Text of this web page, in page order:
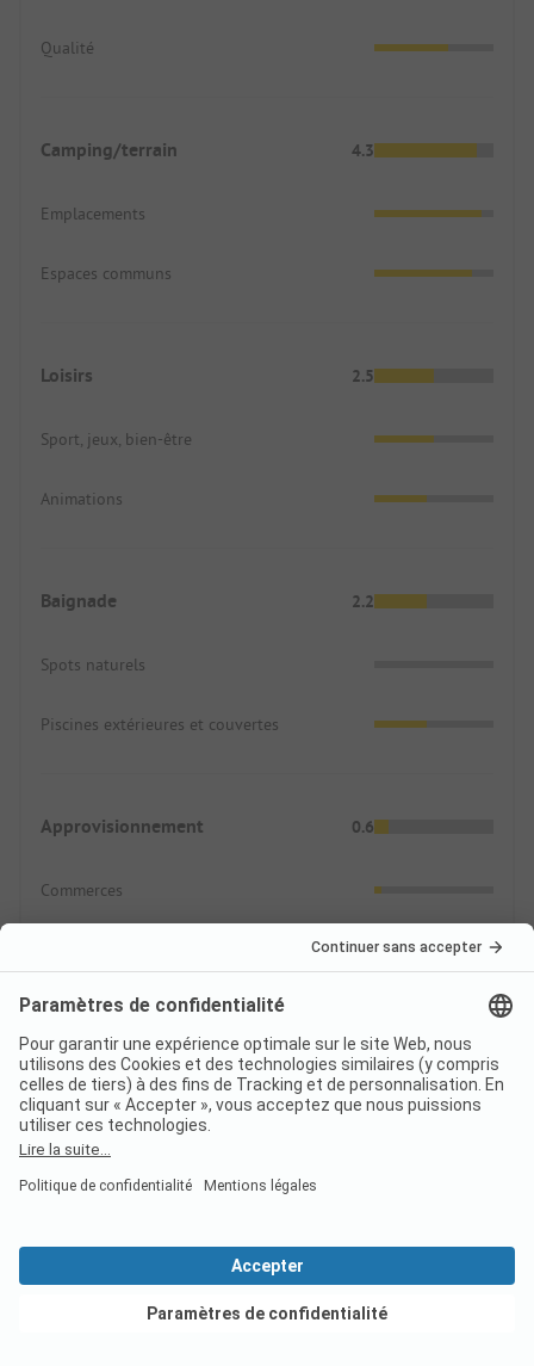
Qualité
Camping/terrain 4.3
Emplacements
Espaces communs
Loisirs 2.5
Sport, jeux, bien-être
Animations
Baignade 2.2
Spots naturels
Piscines extérieures et couvertes
Approvisionnement 0.6
Commerces
Questions fréquemment
posées à propos du
camping Camping Paradis
La Bretonnière
Combien coûte un séjour au
Voir les offres